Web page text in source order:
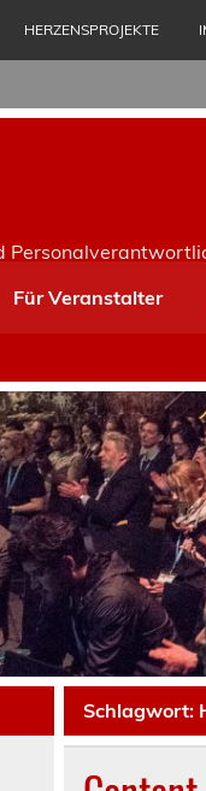
HERZENSPROJEKTE
Für Veranstalter
Schlagwort: